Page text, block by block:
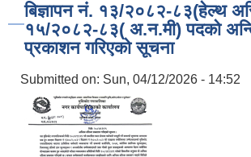
बिज्ञापन नं. १३/२०८२-८३(हेल्थ
१५/२०८२-८३( अ.न.मी) पदको
प्रकाशन गरिएको सूचना
Submitted on: Sun, 04/12/2026 - 14:52